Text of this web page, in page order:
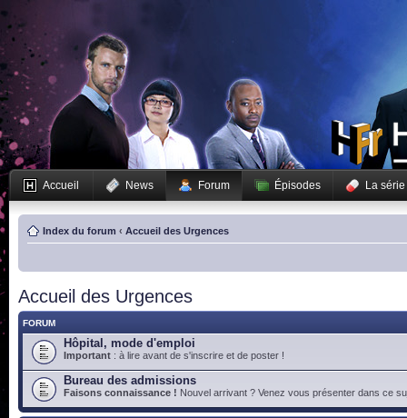
Accueil News Forum Épisodes La série
Index du forum ‹ Accueil des Urgences
Accueil des Urgences
FORUM
Hôpital, mode d'emploi
Important : à lire avant de s'inscrire et de poster !
Bureau des admissions
Faisons connaissance ! Nouvel arrivant ? Venez vous présenter dans ce